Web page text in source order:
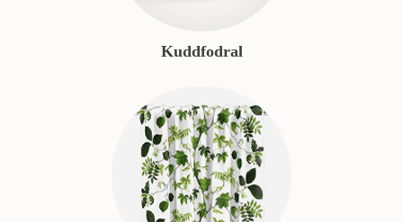
Kuddfodral